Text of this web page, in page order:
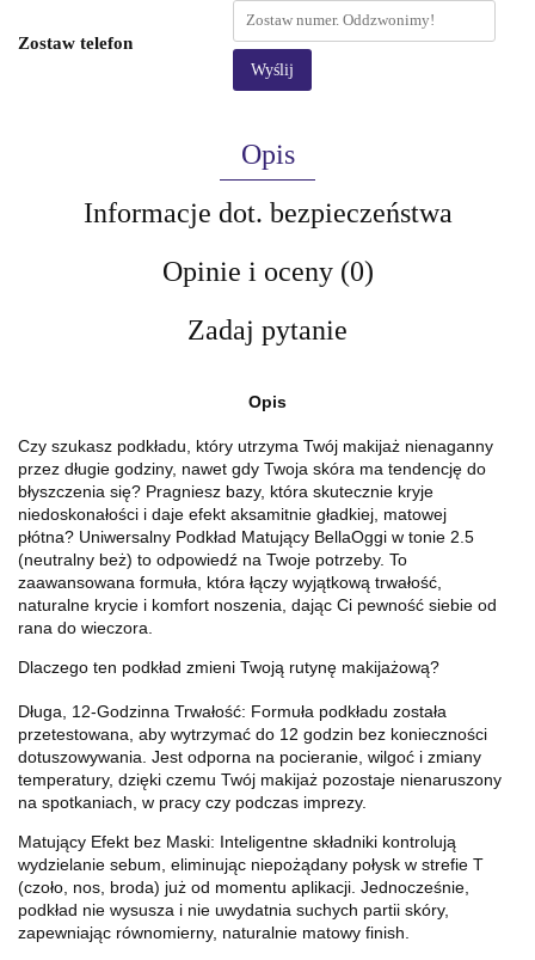
Zostaw telefon
Wyślij
Opis
Informacje dot. bezpieczeństwa
Opinie i oceny (0)
Zadaj pytanie
Opis
Czy szukasz podkładu, który utrzyma Twój makijaż nienaganny
przez długie godziny, nawet gdy Twoja skóra ma tendencję do
błyszczenia się? Pragniesz bazy, która skutecznie kryje
niedoskonałości i daje efekt aksamitnie gładkiej, matowej
płótna? Uniwersalny Podkład Matujący BellaOggi w tonie 2.5
(neutralny beż) to odpowiedź na Twoje potrzeby. To
zaawansowana formuła, która łączy wyjątkową trwałość,
naturalne krycie i komfort noszenia, dając Ci pewność siebie od
rana do wieczora.
Dlaczego ten podkład zmieni Twoją rutynę makijażową?
Długa, 12-Godzinna Trwałość: Formuła podkładu została
przetestowana, aby wytrzymać do 12 godzin bez konieczności
dotuszowywania. Jest odporna na pocieranie, wilgoć i zmiany
temperatury, dzięki czemu Twój makijaż pozostaje nienaruszony
na spotkaniach, w pracy czy podczas imprezy.
Matujący Efekt bez Maski: Inteligentne składniki kontrolują
wydzielanie sebum, eliminując niepożądany połysk w strefie T
(czoło, nos, broda) już od momentu aplikacji. Jednocześnie,
podkład nie wysusza i nie uwydatnia suchych partii skóry,
zapewniając równomierny, naturalnie matowy finish.